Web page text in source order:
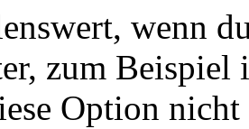
wenn
zum Beispiel
Option